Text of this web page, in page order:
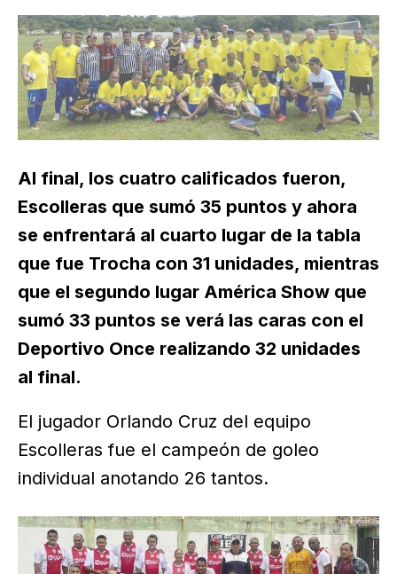
Al final, los cuatro calificados fueron,
Escolleras que sumó 35 puntos y ahora
se enfrentará al cuarto lugar de la tabla
que fue Trocha con 31 unidades, mientras
que el segundo lugar América Show que
sumó 33 puntos se verá las caras con el
Deportivo Once realizando 32 unidades
al final.
El jugador Orlando Cruz del equipo
Escolleras fue el campeón de goleo
individual anotando 26 tantos.